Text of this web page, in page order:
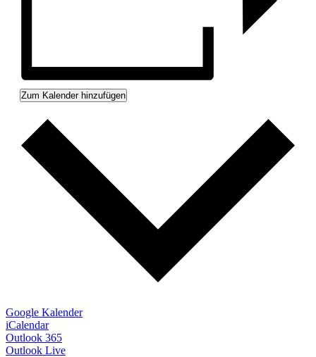
Zum Kalender hinzufügen
Google Kalender
iCalendar
Outlook 365
Outlook Live